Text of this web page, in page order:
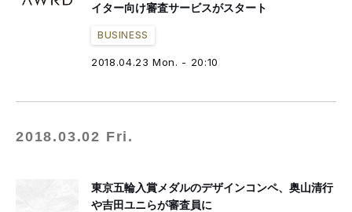
イター向け審査サービスがスタート
BUSINESS
2018.04.23 Mon. - 20:10
2018.03.02 Fri.
東京五輪入賞メダルのデザインコンペ、奥山清行
や吉田ユニらが審査員に